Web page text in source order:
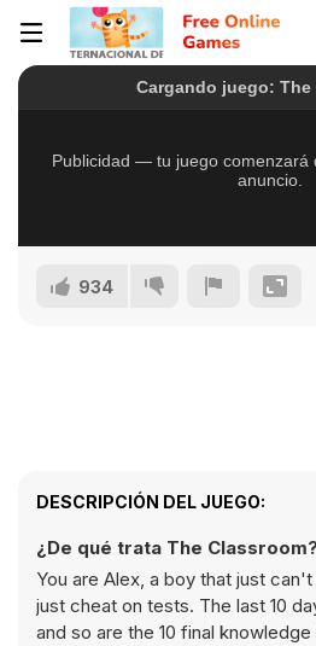
934
DESCRIPCIÓN DEL JUEGO:
¿De qué trata The
You are Alex, a boy that just
just cheat on tests. The last 10
and so are the 10 final